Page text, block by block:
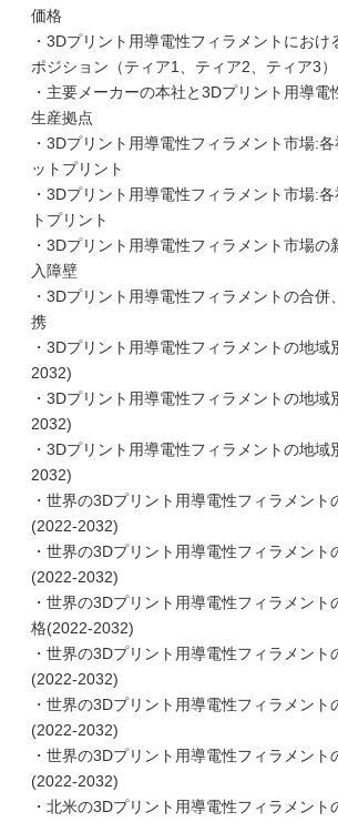
価格
・3Dプリント用導電性フィラメントにおけ
ポジション（ティア1、ティア2、ティア3）
・主要メーカーの本社と3Dプリント用導電
生産拠点
・3Dプリント用導電性フィラメント市場:
ットプリント
・3Dプリント用導電性フィラメント市場:
トプリント
・3Dプリント用導電性フィラメント市場の
入障壁
・3Dプリント用導電性フィラメントの合併
携
・3Dプリント用導電性フィラメントの地域
2032)
・3Dプリント用導電性フィラメントの地域
2032)
・3Dプリント用導電性フィラメントの地
2032)
・世界の3Dプリント用導電性フィラメント
(2022-2032)
・世界の3Dプリント用導電性フィラメント
(2022-2032)
・世界の3Dプリント用導電性フィラメント
格(2022-2032)
・世界の3Dプリント用導電性フィラメント
(2022-2032)
・世界の3Dプリント用導電性フィラメント
(2022-2032)
・世界の3Dプリント用導電性フィラメント
(2022-2032)
・北米の3Dプリント用導電性フィラメント